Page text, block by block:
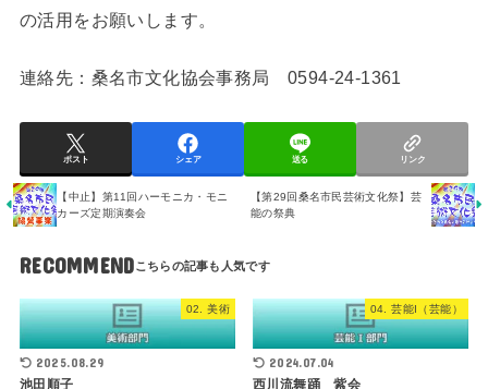
の活用をお願いします。
連絡先：桑名市文化協会事務局 0594-24-1361
ポスト シェア 送る リンク
【中止】第11回ハーモニカ・モニ
カーズ定期演奏会
【第29回桑名市民芸術文化祭】芸
能の祭典
RECOMMEND
02. 美術
2025.08.29
池田順子
04. 芸能I（芸能）
2024.07.04
西川流舞踊 紫会